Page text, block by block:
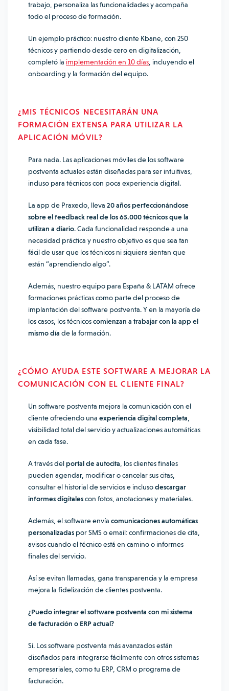
trabajo, personaliza las funcionalidades y acompaña
todo el proceso de formación.
Un ejemplo práctico: nuestro cliente Kbane, con 250
técnicos y partiendo desde cero en digitalización,
completó la implementación en 10 días , incluyendo el
onboarding y la formación del equipo.
¿MIS TÉCNICOS NECESITARÁN UNA
FORMACIÓN EXTENSA PARA UTILIZAR LA
APLICACIÓN MÓVIL?
Para nada. Las aplicaciones móviles de los software
postventa actuales están diseñadas para ser intuitivas,
incluso para técnicos con poca experiencia digital.
La app de Praxedo, lleva 20 años perfeccionándose
sobre el feedback real de los 65.000 técnicos que la
utilizan a diario. Cada funcionalidad responde a una
necesidad práctica y nuestro objetivo es que sea tan
fácil de usar que los técnicos ni siquiera sientan que
están “aprendiendo algo”.
Además, nuestro equipo para España & LATAM ofrece
formaciones prácticas como parte del proceso de
implantación del software postventa. Y en la mayoría de
los casos, los técnicoscomienzan a trabajar con la app el
mismo día de la formación.
¿CÓMO AYUDA ESTE SOFTWARE A MEJORAR LA
COMUNICACIÓN CON EL CLIENTE FINAL?
Un software postventa mejora la comunicación con el
cliente ofreciendo una experiencia digital completa
visibilidad total del servicio y actualizaciones automáticas
en cada fase.
A través delportal de autocita , los clientes finales
pueden agendar, modificar o cancelar sus citas,
consultar el historial de servicios e inclusodescargar
informes digitalescon fotos, anotaciones y materiales.
Además, el software envía comunicaciones automáticas
personalizadas por SMS o email: confirmaciones de cita,
avisos cuando el técnico está en camino o informes
finales del servicio.
Así se evitan llamadas, gana transparencia y la empresa
mejora la fidelización de clientes postventa.
¿Puedo integrar el software postventa con mi sistema
de facturación o ERP actual?
Sí. Los software postventa más avanzados están
diseñados para integrarse fácilmente con otros sistemas
empresariales, como tu ERP, CRM o programa de
facturación.